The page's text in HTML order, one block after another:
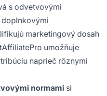
s odvetvovými
doplnkovými
marketingový dosah
umožňuje
naprieč rôznymi
normami si